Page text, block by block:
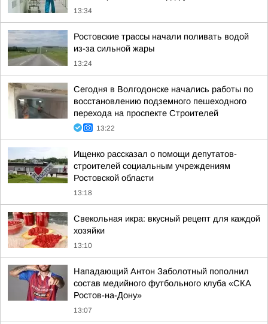
13:34
Ростовские трассы начали поливать водой
из-за сильной жары
13:24
Сегодня в Волгодонске начались работы по
восстановлению подземного пешеходного
перехода на проспекте Строителей
13:22
Ищенко рассказал о помощи депутатов-
строителей социальным учреждениям
Ростовской области
13:18
Свекольная икра: вкусный рецепт для каждой
хозяйки
13:10
Нападающий Антон Заболотный пополнил
состав медийного футбольного клуба «СКА
Ростов-на-Дону»
13:07